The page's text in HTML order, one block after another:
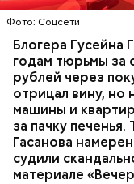
Фото: Соцсети
Блогера Гусейна
годам тюрьмы за
рублей через
отрицал вину, но
машины и
за пачку
Гасанова
судили
материале
Молодого
допросе он
только отчима.
мотивом
которая в случае
спустя
уже травил